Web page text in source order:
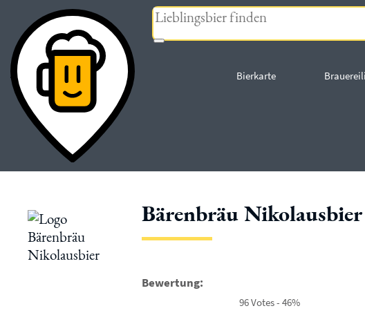
Bierkarte
« zurück
Bärenbräu Nikolausbier
Bewertung:
96 Votes - 46%